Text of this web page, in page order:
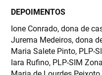
DEPOIMENTOS
Ione Conrado, dona de
Jurema Medeiros, dona
Maria Salete Pinto, PLP-
Iara Rufino, PLP-SIM